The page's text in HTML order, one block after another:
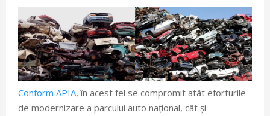
Conform APIA, în acest fel se compromit atât eforturile
de modernizare a parcului auto național, cât și